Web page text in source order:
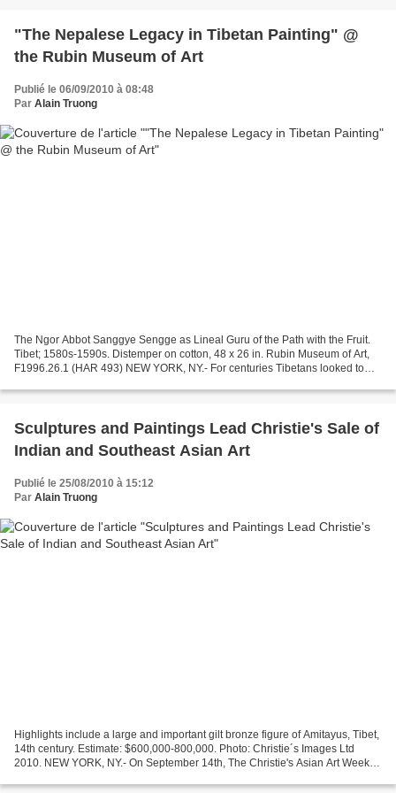
"The Nepalese Legacy in Tibetan Painting" @
the Rubin Museum of Art
Publié le 06/09/2010 à 08:48
Par Alain Truong
The Ngor Abbot Sanggye Sengge as Lineal Guru of the Path with the Fruit.
Tibet; 1580s-1590s. Distemper on cotton, 48 x 26 in. Rubin Museum of Art,
F1996.26.1 (HAR 493) NEW YORK, NY.- For centuries Tibetans looked to
Sculptures and Paintings Lead Christie's Sale of
Indian and Southeast Asian Art
Publié le 25/08/2010 à 15:12
Par Alain Truong
Highlights include a large and important gilt bronze figure of Amitayus, Tibet,
14th century. Estimate: $600,000-800,000. Photo: Christie´s Images Ltd
2010. NEW YORK, NY.- On September 14th, The Christie's Asian Art Week